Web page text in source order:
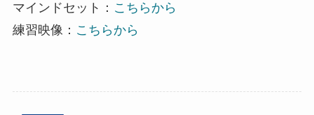
マインドセット： こちらから
練習映像： こちらから